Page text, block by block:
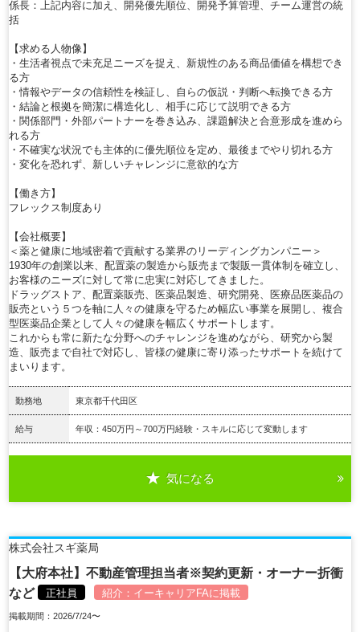
係長：上記内容に加え、開発優先順位、開発予算管理、チーム運営の統
括
【求める人物像】
・生活者視点で未充足ニーズを捉え、新規性のある商品価値を構想でき
る方
・情報やデータの信頼性を検証し、自らの仮説・判断へ転換できる方
・結論と根拠を簡潔に構造化し、相手に応じて説明できる方
・関係部門・外部パートナーを巻き込み、課題解決と合意形成を進めら
れる方
・不確実な状況でも主体的に優先順位を定め、最後までやり切れる方
・変化を恐れず、新しいチャレンジに意欲的な方
【働き方】
フレックス制度あり
【会社概要】
＜薬と健康に地域密着で貢献する業界のリーディングカンパニー＞
1930年の創業以来、配置薬の製造から販売まで製販一貫体制を確立し、
お客様のニーズに対して常に忠実に対応してきました。
ドラッグストア、配置薬販売、医薬品製造、研究開発、医療品医薬品の
販売という５つを軸に人々の健康を守るため幅広い事業を展開し、複合
型医薬品企業として人々の健康を幅広くサポートします。
これからも常に新たな分野へのチャレンジを進めながら、研究から製
造、販売まで自社で対応し、皆様の健康に寄り添ったサポートを続けて
まいります。
勤務地 東京都千代田区
給与 年収：450万円～700万円経験・スキルに応じて変動します
気になる
株式会社スギ薬局
【大府本社】不動産管理担当者※契約更新・オーナー折衝
など
正社員 紹介： イーキャリアFAに掲載
掲載期間：2026/7/24〜